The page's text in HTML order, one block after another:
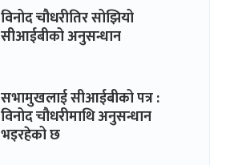
विनोद चौधरीतिर सोझियो
सीआईबीको अनुसन्धान
सभामुखलाई सीआईबीको पत्र :
विनोद चौधरीमाथि अनुसन्धान
भइरहेको छ